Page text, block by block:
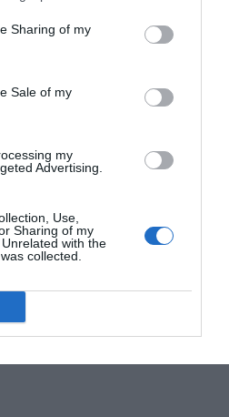
Sharing of my
Sale of my
my
Advertising.
Use,
Sharing of my
with the
collected.